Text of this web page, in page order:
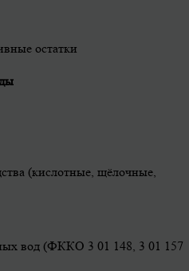
остатки
(кислотные, щёлочные,
вод (ФККО 3 01 148, 3 01 157